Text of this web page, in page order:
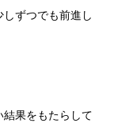
ずつでも前進し
果をもたらして